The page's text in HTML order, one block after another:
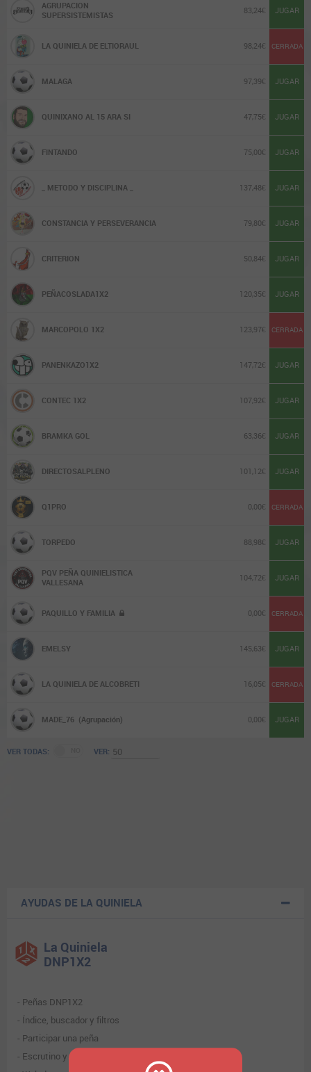
AGRUPACION
SUPERSISTEMISTAS
83,24€ JUGAR
LA QUINIELA DE ELTIORAUL 98,24€ CERRADA
MALAGA 97,39€ JUGAR
QUINIXANO AL 15 ARA SI 47,75€ JUGAR
FINTANDO 75,00€ JUGAR
_ METODO Y DISCIPLINA _ 137,48€ JUGAR
CONSTANCIA Y PERSEVERANCIA 79,80€ JUGAR
CRITERION 50,84€ JUGAR
PEÑACOSLADA1X2 120,35€ JUGAR
MARCOPOLO 1X2 123,97€ CERRADA
PANENKAZO1X2 147,72€ JUGAR
CONTEC 1X2 107,92€ JUGAR
BRAMKA GOL 63,36€ JUGAR
DIRECTOSALPLENO 101,12€ JUGAR
Q1PRO 0,00€ CERRADA
TORPEDO 88,98€ JUGAR
PQV PEÑA QUINIELISTICA
VALLESANA
104,72€ JUGAR
PAQUILLO Y FAMILIA 0,00€ CERRADA
EMELSY 145,63€ JUGAR
LA QUINIELA DE ALCOBRETI 16,05€ CERRADA
MADE_76 (Agrupación) 0,00€ JUGAR
VER TODAS: VER:
AYUDAS DE LA QUINIELA
La Quiniela
DNP1X2
Peñas DNP1X2
Índice, buscador y filtros
Participar una peña
Escrutino y premios